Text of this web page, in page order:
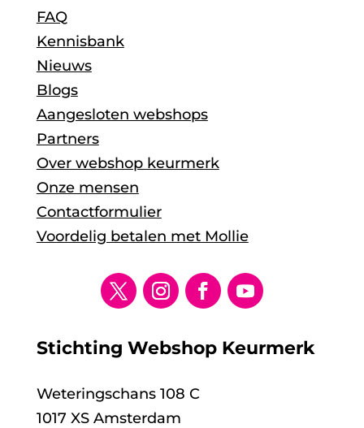
FAQ
Kennisbank
Nieuws
Blogs
Aangesloten webshops
Partners
Over webshop keurmerk
Onze mensen
Contactformulier
Voordelig betalen met Mollie
Stichting Webshop Keurmerk
Weteringschans 108 C
1017 XS Amsterdam